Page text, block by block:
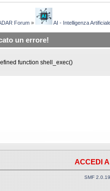
Forum » AI - Intelligenza
un errore!
function shell_exec()
ACCEDI
SMF 2.0.19